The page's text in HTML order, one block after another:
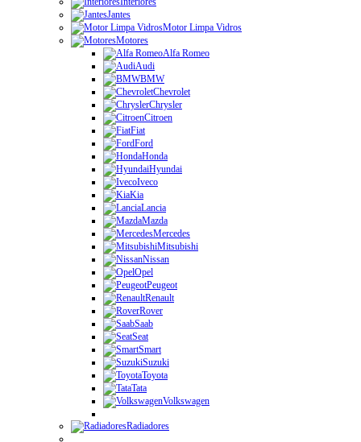
Jantes
Motor Limpa Vidros
Motores
Alfa Romeo
Audi
BMW
Chevrolet
Chrysler
Citroen
Fiat
Ford
Honda
Hyundai
Iveco
Kia
Lancia
Mazda
Mercedes
Mitsubishi
Nissan
Opel
Peugeot
Renault
Rover
Saab
Seat
Smart
Suzuki
Toyota
Tata
Volkswagen
Radiadores